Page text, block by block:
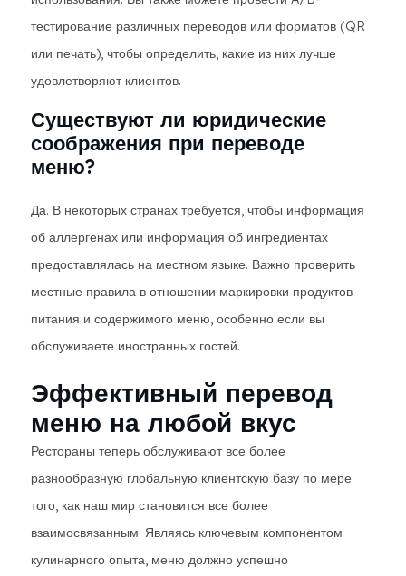
тестирование различных переводов или форматов (QR
или печать), чтобы определить, какие из них лучше
удовлетворяют клиентов.
Существуют ли юридические
соображения при переводе
меню?
Да. В некоторых странах требуется, чтобы информация
об аллергенах или информация об ингредиентах
предоставлялась на местном языке. Важно проверить
местные правила в отношении маркировки продуктов
питания и содержимого меню, особенно если вы
обслуживаете иностранных гостей.
Эффективный перевод
меню на любой вкус
Рестораны теперь обслуживают все более
разнообразную глобальную клиентскую базу по мере
того, как наш мир становится все более
взаимосвязанным. Являясь ключевым компонентом
кулинарного опыта, меню должно успешно